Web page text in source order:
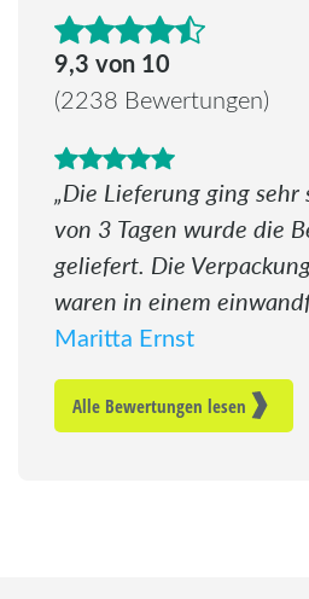
4.6 von 5 Sternen
9,3 von 10
(2238 Bewertungen)
Die Lieferung ging
von 3 Tagen wurde die
geliefert. Die
waren in einem
Maritta Ernst
Alle Bewertungen lesen